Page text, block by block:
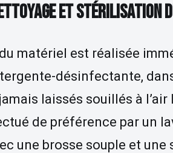
ET STÉRILISATION
matériel est réalisée
désinfectante,
laissés souillés à l’air
de préférence par un
une brosse souple et